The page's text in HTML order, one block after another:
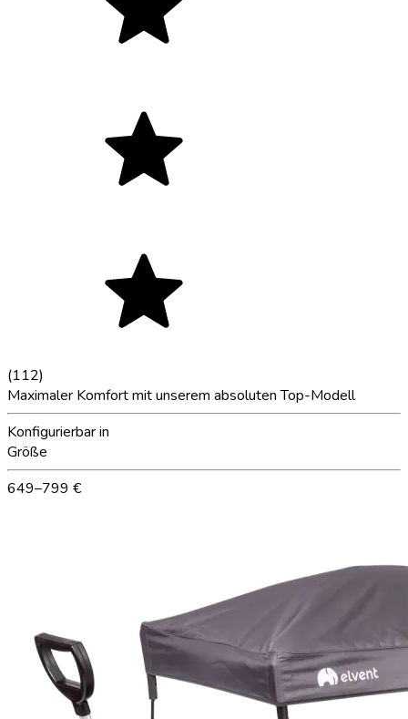
(112)
Maximaler Komfort mit unserem absoluten Top-Modell
Konfigurierbar in
Größe
649–799 €